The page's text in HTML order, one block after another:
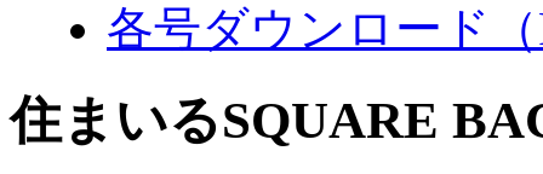
各号ダウンロード
住まいるSQUARE